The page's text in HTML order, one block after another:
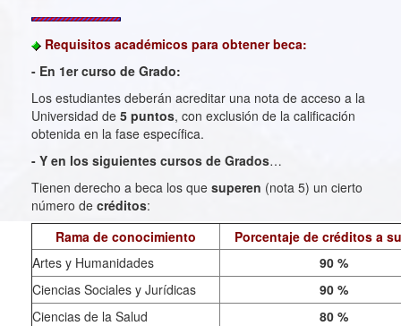
Requisitos académicos para obtener beca:
- En 1er curso de Grado:
Los estudiantes deberán acreditar una nota de acceso a la
Universidad de 5 puntos, con exclusión de la calificación
obtenida en la fase específica.
- Y en los siguientes cursos de Grados…
Tienen derecho a beca los que superen (nota 5) un cierto
número de créditos:
Rama de conocimiento
Porcentaje de créditos a
Artes y Humanidades
90 %
Ciencias Sociales y Jurídicas
90 %
Ciencias de la Salud
80 %